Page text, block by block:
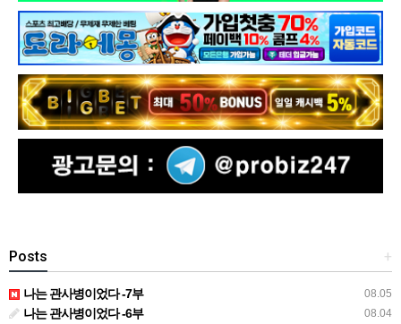
+
Posts
08.05
나는 관사병이었다 -7부
08.04
나는 관사병이었다 -6부